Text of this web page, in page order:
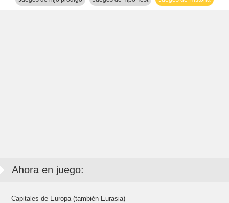
Ahora en juego:
Capitales de Europa (también Eurasia)